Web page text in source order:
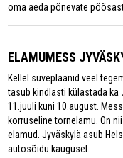
oma aeda põnevate
ELAMUMESS
Kellel suveplaanid veel
tasub kindlasti külastada ka
11.juuli kuni 10.august.
korruseline tornelamu. On
elamud. Jyväskylä asub
autosõidu kaugusel.